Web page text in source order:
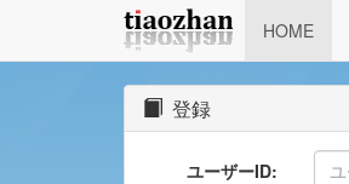
HOME
登録
ユーザーID: